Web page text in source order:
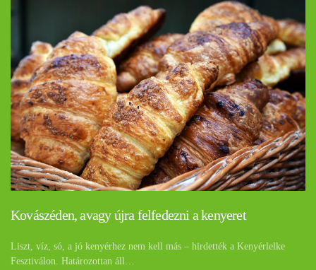
Kovászéden, avagy újra felfedezni a kenyeret
Liszt, víz, só, a jó kenyérhez nem kell más – hirdették a Kenyérlelke
Fesztiválon. Határozottan áll…